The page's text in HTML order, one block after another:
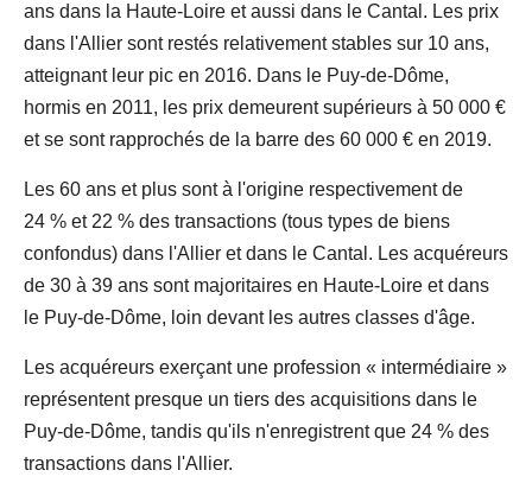
ans dans la Haute-Loire et aussi dans le Cantal. Les prix
dans l'Allier sont restés relativement stables sur 10 ans,
atteignant leur pic en 2016. Dans le Puy-de-Dôme,
hormis en 2011, les prix demeurent supérieurs à 50 000 €
et se sont rapprochés de la barre des 60 000 € en 2019.
Les 60 ans et plus sont à l'origine respectivement de
24 % et 22 % des transactions (tous types de biens
confondus) dans l'Allier et dans le Cantal. Les acquéreurs
de 30 à 39 ans sont majoritaires en Haute-Loire et dans
le Puy-de-Dôme, loin devant les autres classes d'âge.
Les acquéreurs exerçant une profession « intermédiaire »
représentent presque un tiers des acquisitions dans le
Puy-de-Dôme, tandis qu'ils n'enregistrent que 24 % des
transactions dans l'Allier.